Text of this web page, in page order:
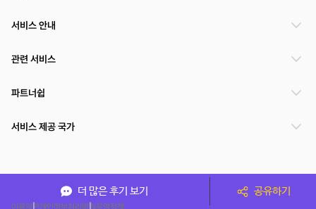
더 많은 후기 보기 공유하기
서비스 안내
관련 서비스
파트너쉽
서비스 제공 국가
이용약관개인정보처리방침운영정책